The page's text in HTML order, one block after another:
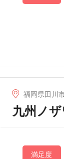
福岡県田川
九州ノ
満足度